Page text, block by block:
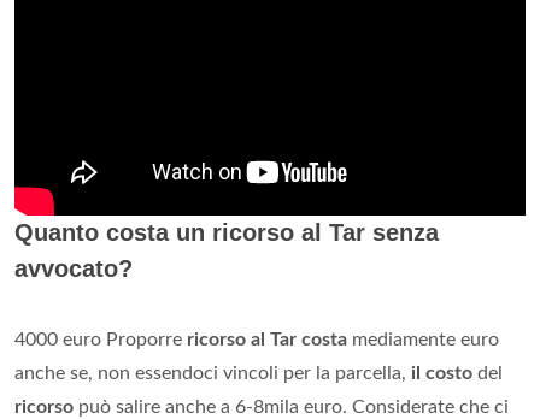
Quanto costa un ricorso al Tar senza
avvocato?
4000 euro Proporre ricorso al Tar costa mediamente euro
anche se, non essendoci vincoli per la parcella, il costo del
ricorso può salire anche a 6-8mila euro. Considerate che ci